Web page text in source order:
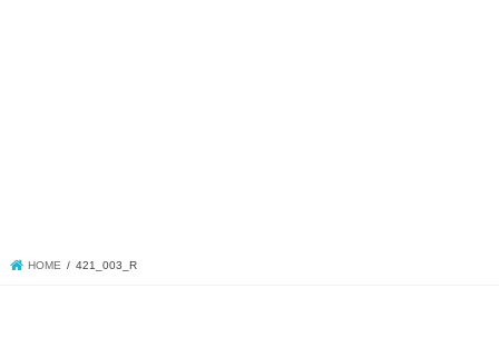
HOME 421_003_R